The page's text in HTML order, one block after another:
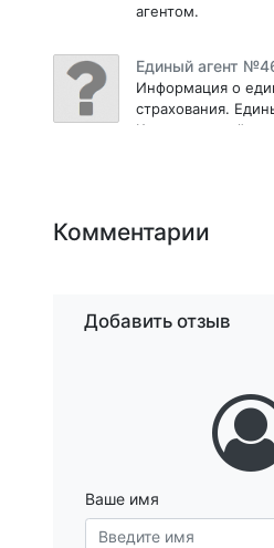
агентом.
Единый агент
Информация о
страхования.
Краснодарский
Единый агент
Информация о
агентом.
Комментарии
Добавить отзыв
Ваше имя